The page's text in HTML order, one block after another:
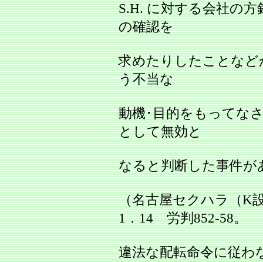
S.H. に対する会社の
の確認を
求めたりしたことな
う不当な
動機･目的をもってな
として無効と
なると判断した事件が
（名古屋セクハラ（K
1．14 労判852‐58。
違法な配転命令に従わ